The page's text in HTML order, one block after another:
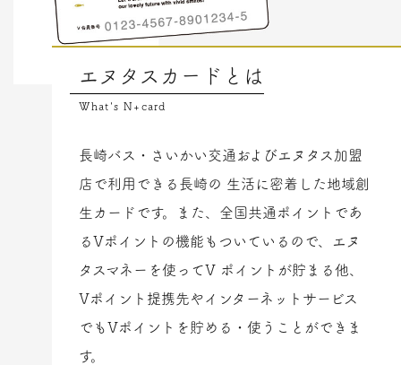
エヌタスカードとは
What's N+card
長崎バス・さいかい交通およびエヌタス加盟
店で利用できる長崎の 生活に密着した地域創
生カードです。また、全国共通ポイントであ
るVポイントの機能もついているので、エヌ
タスマネーを使ってV ポイントが貯まる他、
Vポイント提携先やインターネットサービス
でもVポイントを貯める・使うことができま
す。